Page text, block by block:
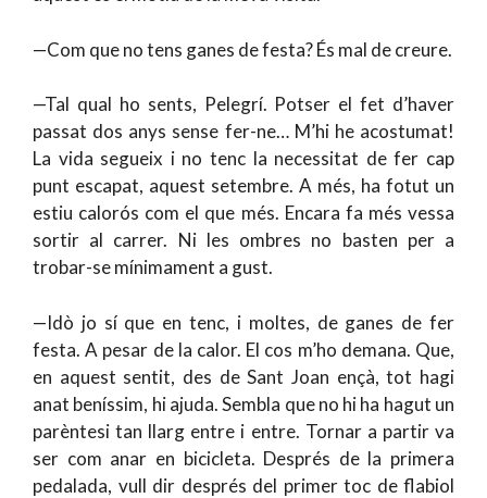
—Com que no tens ganes de festa? És mal de creure.
—Tal qual ho sents, Pelegrí. Potser el fet d’haver
passat dos anys sense fer-ne… M’hi he acostumat!
La vida segueix i no tenc la necessitat de fer cap
punt escapat, aquest setembre. A més, ha fotut un
estiu calorós com el que més. Encara fa més vessa
sortir al carrer. Ni les ombres no basten per a
trobar-se mínimament a gust.
—Idò jo sí que en tenc, i moltes, de ganes de fer
festa. A pesar de la calor. El cos m’ho demana. Que,
en aquest sentit, des de Sant Joan ençà, tot hagi
anat beníssim, hi ajuda. Sembla que no hi ha hagut un
parèntesi tan llarg entre i entre. Tornar a partir va
ser com anar en bicicleta. Després de la primera
pedalada, vull dir després del primer toc de flabiol